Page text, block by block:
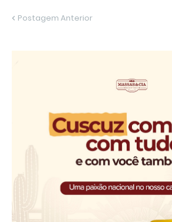
Postagem Anterior